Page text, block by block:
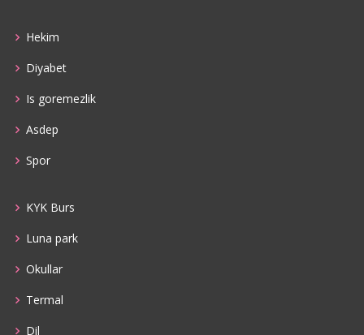
Hekim
Diyabet
Is goremezlik
Asdep
Spor
KYK Burs
Luna park
Okullar
Termal
Dil